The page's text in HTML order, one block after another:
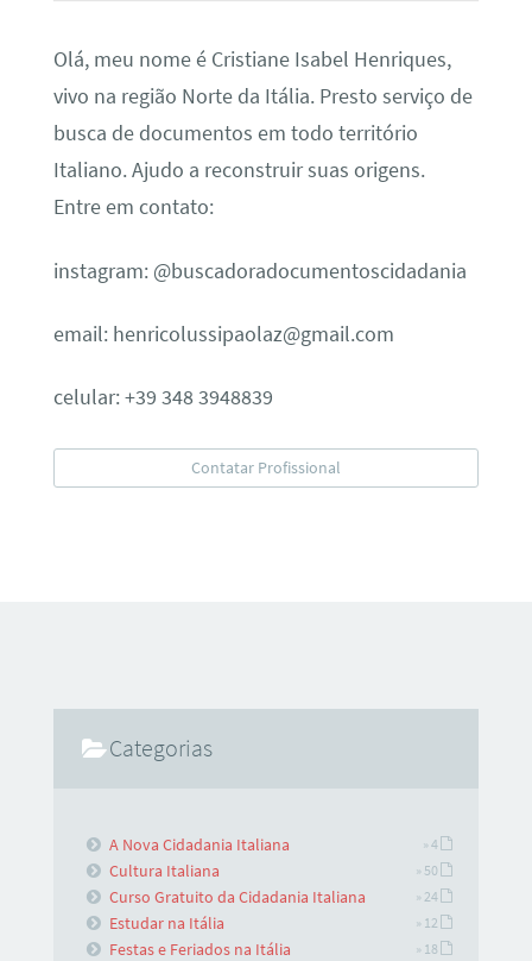
Olá, meu nome é Cristiane Isabel Henriques,
vivo na região Norte da Itália. Presto serviço de
busca de documentos em todo território
Italiano. Ajudo a reconstruir suas origens.
Entre em contato:
instagram: @buscadoradocumentoscidadania
email: henricolussipaolaz@gmail.com
celular: +39 348 3948839
Categorias
A Nova Cidadania Italiana » 4
Cultura Italiana » 50
Curso Gratuito da Cidadania Italiana » 24
Estudar na Itália » 12
Festas e Feriados na Itália » 18